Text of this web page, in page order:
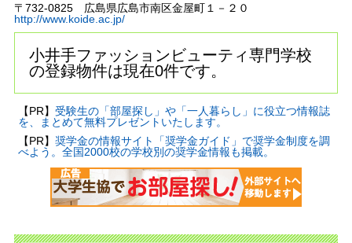
〒732-0825 広島県広島市南区金屋町１－２０
http://www.koide.ac.jp/
小井手ファッションビューティ専門学校
の登録物件は現在0件です。
【PR】 受験生の「部屋探し」や「一人暮らし」に役立つ情報誌
を、まとめて無料プレゼントいたします。
【PR】 奨学金の情報サイト「奨学金ガイド」で奨学金制度を調
べよう。全国2000校の学校別の奨学金情報も掲載。